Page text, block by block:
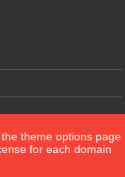
theme options page
for each domain